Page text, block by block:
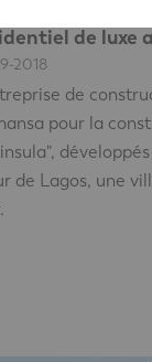
de luxe
2018
de
pour la
de Lagos, une